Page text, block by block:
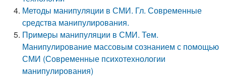
Методы манипуляции в СМИ. Гл. Современные
средства манипулирования.
Примеры манипуляции в СМИ. Тем.
Манипулирование массовым сознанием с помощью
СМИ (Современные психотехнологии
манипулирования)